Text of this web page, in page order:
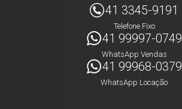
41 3345-9191
Telefone Fixo
41 99997-0749
WhatsApp Vendas
41 99968-0379
WhatsApp Locação